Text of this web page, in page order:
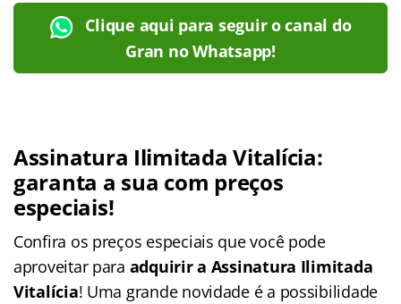
Clique aqui para seguir o canal do
Gran no Whatsapp!
Assinatura Ilimitada Vitalícia:
garanta a sua com preços
especiais!
Confira os preços especiais que você pode
aproveitar para adquirir a Assinatura Ilimitada
Vitalícia! Uma grande novidade é a possibilidade